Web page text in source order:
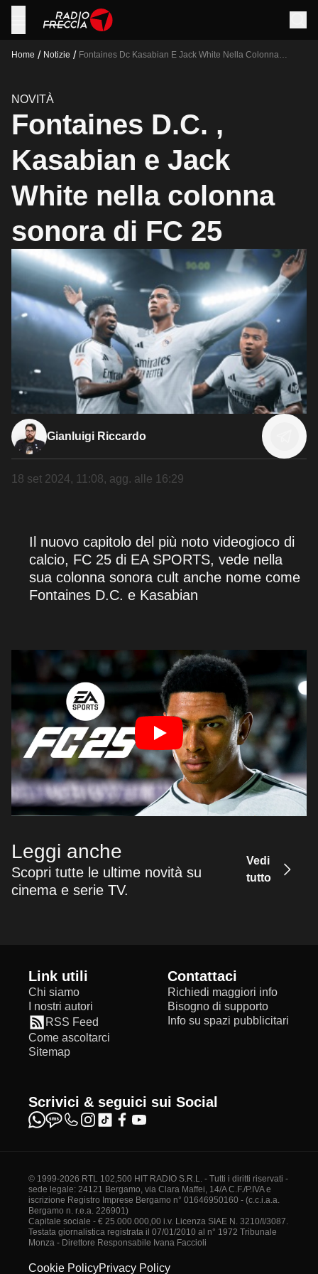
Home / Notizie / Fontaines Dc Kasabian E Jack White Nella Colonna
NOVITÀ
Fontaines D.C. ,
Kasabian e Jack
White nella colonna
sonora di FC 25
Gianluigi Riccardo
18 set 2024, 11:08, agg. alle 16:29
Il nuovo capitolo del più noto videogioco di
calcio, FC 25 di EA SPORTS, vede nella
sua colonna sonora cult anche nome come
Fontaines D.C. e Kasabian
Leggi anche
Scopri tutte le ultime novità su
cinema e serie TV.
Vedi
tutto
Link utili
Chi siamo
I nostri autori
RSS Feed
Come ascoltarci
Sitemap
Contattaci
Richiedi maggiori info
Bisogno di supporto
Info su spazi pubblicitari
Scrivici & seguici sui Social
© 1999-2026 RTL 102,500 HIT RADIO S.R.L. - Tutti i diritti riservati -
sede legale: 24121 Bergamo, via Clara Maffei, 14/A C.F./P.IVA e
iscrizione Registro Imprese Bergamo n° 01646950160 - (c.c.i.a.a.
Bergamo n. r.e.a. 226901)
Capitale sociale - € 25.000.000,00 i.v. Licenza SIAE N. 3210/I/3087.
Testata giornalistica registrata il 07/01/2010 al n° 1972 Tribunale
Monza - Direttore Responsabile Ivana Faccioli
Cookie PolicyPrivacy Policy